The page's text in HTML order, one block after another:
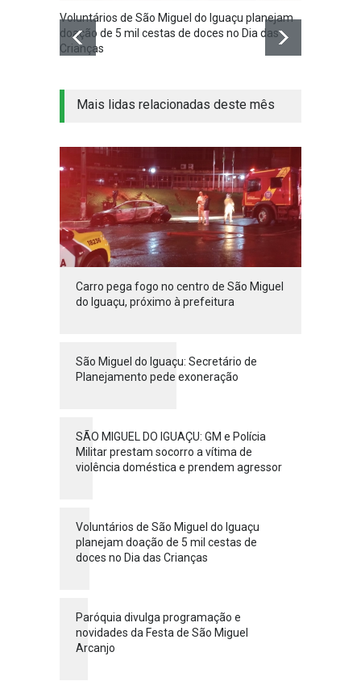
Voluntários de São Miguel do Iguaçu planejam
doação de 5 mil cestas de doces no Dia das
Crianças
Mais lidas relacionadas deste mês
Carro pega fogo no centro de São Miguel
do Iguaçu, próximo à prefeitura
São Miguel do Iguaçu: Secretário de
Planejamento pede exoneração
SÃO MIGUEL DO IGUAÇU: GM e Polícia
Militar prestam socorro a vítima de
violência doméstica e prendem agressor
Voluntários de São Miguel do Iguaçu
planejam doação de 5 mil cestas de
doces no Dia das Crianças
Paróquia divulga programação e
novidades da Festa de São Miguel
Arcanjo